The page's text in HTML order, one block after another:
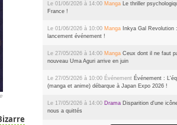
Le 01/06/2026 à 14:00 Manga Le thriller
France !
Le 01/06/2026 à 10:00 Manga Inkya Gal Revolution
lancement événement !
Le 27/05/2026 à 14:00 Manga Ceux dont il ne faut
nouveau Uma Aguri arrive en juin
Le 27/05/2026 à 10:00 Événement Événement :
(manga et anime) débarque à Japan Expo 2026 !
Le 17/05/2026 à 14:00 Drama Disparition d'une
nous a quittés